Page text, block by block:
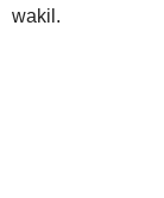
wakil.